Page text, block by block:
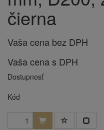
čierna
Vaša cena bez DPH
Vaša cena s DPH
Dostupnosť
Kód